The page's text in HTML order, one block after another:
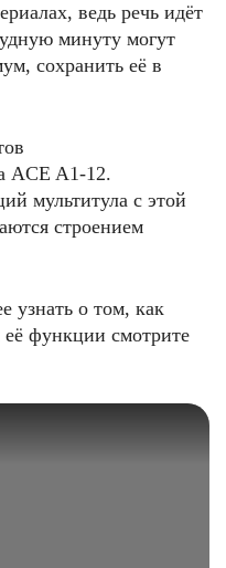
ведь речь идёт
минуту могут
сохранить её в
ACE A1-12.
мультитула с этой
строением
узнать о том, как
её функции смотрите